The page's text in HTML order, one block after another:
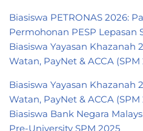
Biasiswa PETRONAS 2026:
Permohonan PESP Lepasan
Biasiswa Yayasan Khazanah
Watan, PayNet & ACCA (SPM
Biasiswa Yayasan Khazanah
Watan, PayNet & ACCA (SPM
Biasiswa Bank Negara
Pre-University SPM 2025